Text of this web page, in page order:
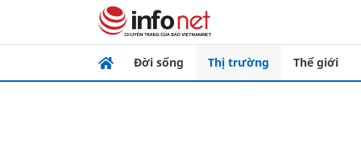
Đời sống Thị trường Thế giới